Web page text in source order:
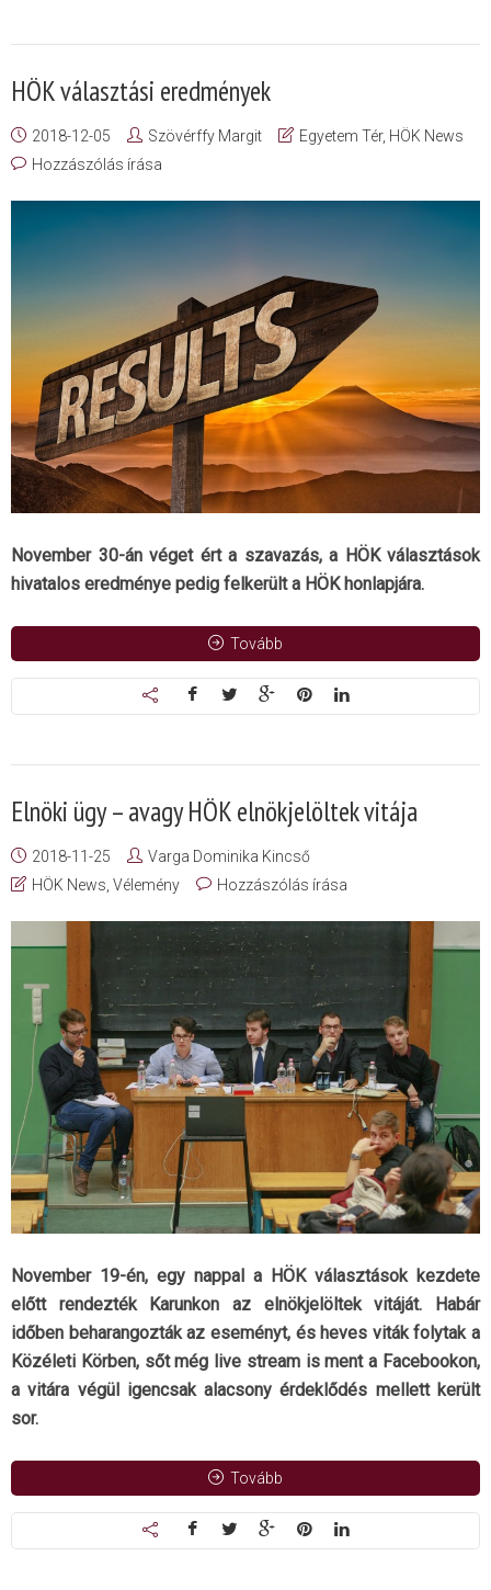
HÖK választási eredmények
2018-12-05 Szövérffy Margit Egyetem Tér, HÖK News
Hozzászólás írása
November 30-án véget ért a szavazás, a HÖK választások
hivatalos eredménye pedig felkerült a HÖK honlapjára.
Tovább
Elnöki ügy – avagy HÖK elnökjelöltek vitája
2018-11-25
Varga Dominika Kincső
HÖK News, Vélemény Hozzászólás írása
November 19-én, egy nappal a HÖK választások kezdete
előtt rendezték Karunkon az elnökjelöltek vitáját. Habár
időben beharangozták az eseményt, és heves viták folytak a
Közéleti Körben, sőt még live stream is ment a Facebookon,
a vitára végül igencsak alacsony érdeklődés mellett került
sor.
Tovább